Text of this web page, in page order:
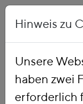
Startseite
Hinweis zu
Unsere
haben zwei
erforderlich